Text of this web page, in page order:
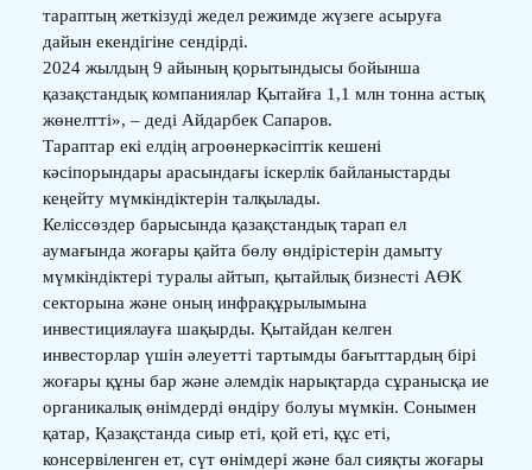
тараптың жеткізуді жедел режимде жүзеге асыруға
дайын екендігіне сендірді.
2024 жылдың 9 айының қорытындысы бойынша
қазақстандық компаниялар Қытайға 1,1 млн тонна астық
жөнелтті», – деді Айдарбек Сапаров.
Тараптар екі елдің агроөнеркәсіптік кешені
кәсіпорындары арасындағы іскерлік байланыстарды
кеңейту мүмкіндіктерін талқылады.
Келіссөздер барысында қазақстандық тарап ел
аумағында жоғары қайта бөлу өндірістерін дамыту
мүмкіндіктері туралы айтып, қытайлық бизнесті АӨК
секторына және оның инфрақұрылымына
инвестициялауға шақырды. Қытайдан келген
инвесторлар үшін әлеуетті тартымды бағыттардың бірі
жоғары құны бар және әлемдік нарықтарда сұранысқа ие
органикалық өнімдерді өндіру болуы мүмкін. Сонымен
қатар, Қазақстанда сиыр еті, қой еті, құс еті,
консервіленген ет, сүт өнімдері және бал сияқты жоғары